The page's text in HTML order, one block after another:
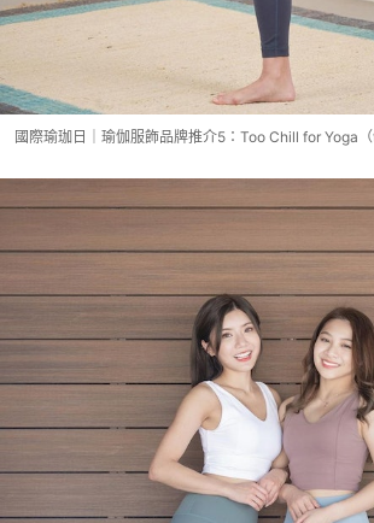
國際瑜珈日｜瑜伽服飾品牌推介5：Too Chill for Yoga